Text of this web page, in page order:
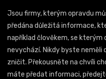
Jsou firmy, kterým opravdu
předána důležitá informace,
například člověkem, se kterým
nevychází. Nikdy byste neměli
zničit. Překousněte na chvíli
máte předat informaci,